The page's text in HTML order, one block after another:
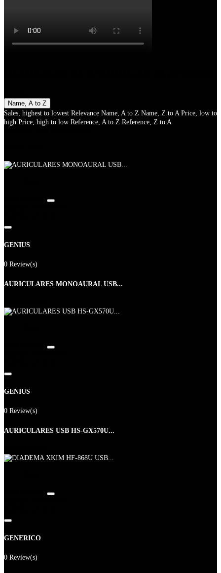
Name, A to Z
Sales, highest to lowest Relevance Name, A to Z Name, Z to A Price, low to
high Price, high to low Reference, A to Z Reference, Z to A
GENIUS
0 Review(s)
AURICULARES MONOAURAL USB...
GENIUS
0 Review(s)
AURICULARES USB HS-GX570U...
GENERICO
0 Review(s)